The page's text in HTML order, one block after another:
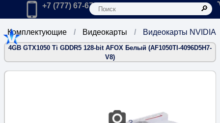
Главная
Позвонить в компанию по телефону:
+7 (777) 67-67-666
Видеокарты NVIDIA
Видеокарты
Комплектующие
4GB GTX1050 Ti GDDR5 128-bit AFOX Белый (AF1050TI-4096D5H7-
V8)